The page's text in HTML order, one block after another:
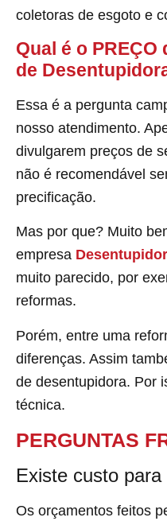
coletoras de esgoto e
Qual é o
de
Essa é a pergunta
nosso atendimento.
divulgarem preços de
não é recomendável
precificação.
Mas por que? Muito
empresa
muito parecido, por
reformas.
Porém, entre uma
diferenças. Assim
de desentupidora. Por
técnica.
PERGUNTAS
Existe custo
Os orçamentos feitos